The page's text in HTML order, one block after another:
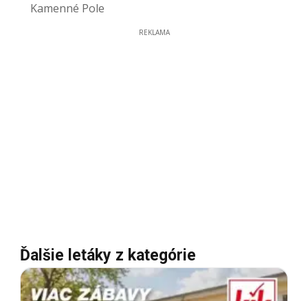
Kamenné Pole
REKLAMA
Ďalšie letáky z kategórie